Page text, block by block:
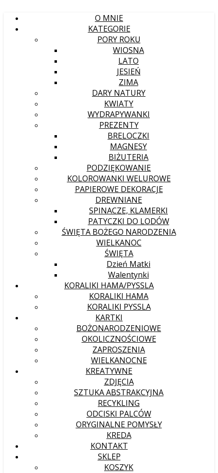
O MNIE
KATEGORIE
PORY ROKU
WIOSNA
LATO
JESIEŃ
ZIMA
DARY NATURY
KWIATY
WYDRAPYWANKI
PREZENTY
BRELOCZKI
MAGNESY
BIŻUTERIA
PODZIĘKOWANIE
KOLOROWANKI WELUROWE
PAPIEROWE DEKORACJE
DREWNIANE
SPINACZE, KLAMERKI
PATYCZKI DO LODÓW
ŚWIĘTA BOŻEGO NARODZENIA
WIELKANOC
ŚWIĘTA
Dzień Matki
Walentynki
KORALIKI HAMA/PYSSLA
KORALIKI HAMA
KORALIKI PYSSLA
KARTKI
BOŻONARODZENIOWE
OKOLICZNOŚCIOWE
ZAPROSZENIA
WIELKANOCNE
KREATYWNE
ZDJĘCIA
SZTUKA ABSTRAKCYJNA
RECYKLING
ODCISKI PALCÓW
ORYGINALNE POMYSŁY
KREDA
KONTAKT
SKLEP
KOSZYK